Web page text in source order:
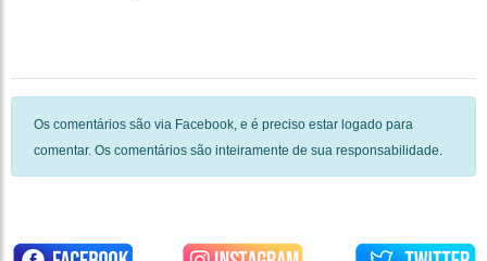
Os comentários são via Facebook, e é preciso estar logado para
comentar. Os comentários são inteiramente de sua responsabilidade.